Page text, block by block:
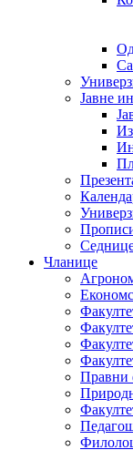
Јавне
Чланице
Правни